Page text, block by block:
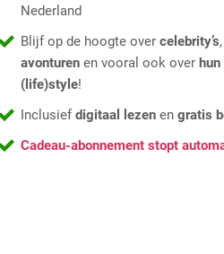
Nederland
Blijf op de hoogte over celebrity’s
avonturen en vooral ook over hun
(life)style!
Inclusiefdigitaal lezen en gratis
Cadeau-abonnement stopt